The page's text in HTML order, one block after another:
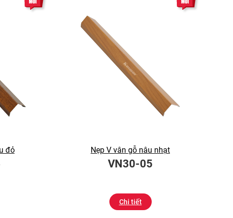
đỏ Nẹp V vân gỗ nâu nhạt
VN30-05
Chi tiết